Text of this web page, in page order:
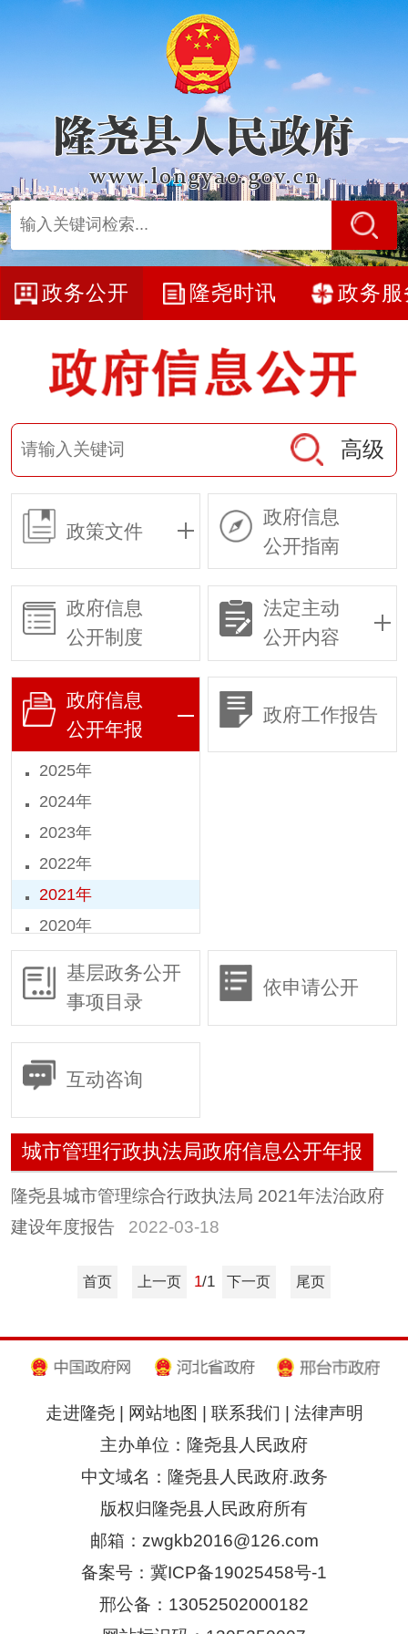
政务公开 隆尧时讯 政务服
高级
政策文件
政府信息
公开指南
政府信息
公开制度
法定主动
公开内容
政府信息
公开年报
2025年
2024年
2023年
2022年
2021年
2020年
2019年
2018年
政府工作报告
基层政务公开
事项目录
依申请公开
互动咨询
城市管理行政执法局政府信息公开年报
隆尧县城市管理综合行政执法局 2021年法治政府
建设年度报告
2022-03-18
首页 上一页 1/1 下一页 尾页
走进隆尧| 网站地图 联系我们
法律声明
主办单位：隆尧县人民政府
中文域名：隆尧县人民政府.政务
版权归隆尧县人民政府所有
邮箱：zwgkb2016@126.com
备案号：冀ICP备19025458号-1
邢公备：13052502000182